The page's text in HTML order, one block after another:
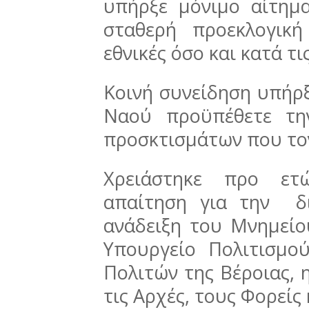
υπήρξε μόνιμο
σταθερή
εθνικές όσο και κατά
Κοινή συνείδηση
Ναού προϋπέθετε
προσκτισμάτων που
Χρειάστηκε προ
απαίτηση για την
ανάδειξη του
Υπουργείο
Πολιτών της
τις Αρχές, τους